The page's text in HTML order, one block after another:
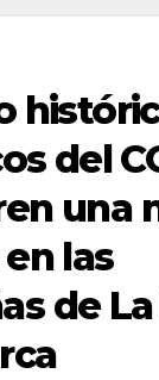
del
una
las
de La